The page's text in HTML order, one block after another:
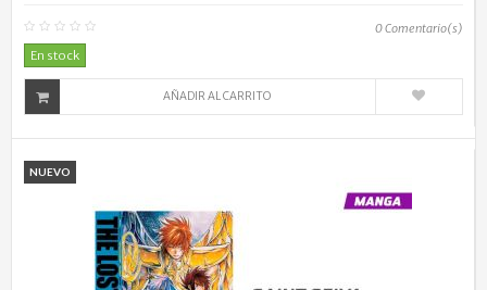
0Comentario(s)
En stock
AÑADIR AL CARRITO
NUEVO